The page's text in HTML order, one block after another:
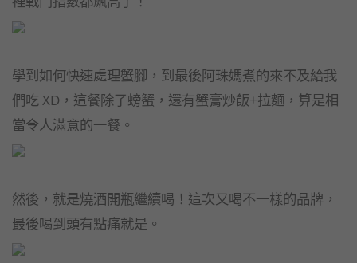
學到如何快速處理蟹腳，到最後阿珠媽煮的來不及給我
們吃 XD，這餐除了螃蟹，還有蟹膏炒飯+拉麵，算是相
當令人滿意的一餐。
然後，就是燒酒開瓶繼續喝！這次又喝不一樣的品牌，
最後喝到頭有點痛就是。